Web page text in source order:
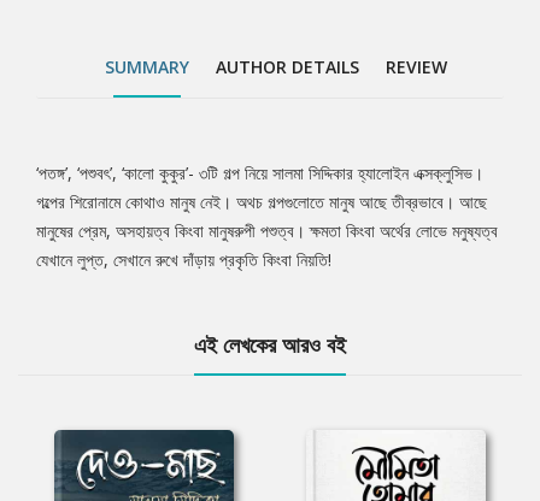
SUMMARY AUTHOR DETAILS REVIEW
Tab
Article
‘পতঙ্গ’, ‘পশুবৎ’, ‘কালো কুকুর’- ৩টি গল্প নিয়ে সালমা সিদ্দিকার হ্যালোইন এক্সক্লুসিভ।
গল্পের শিরোনামে কোথাও মানুষ নেই। অথচ গল্পগুলোতে মানুষ আছে তীব্রভাবে। আছে
মানুষের প্রেম, অসহায়ত্ব কিংবা মানুষরুপী পশুত্ব। ক্ষমতা কিংবা অর্থের লোভে মনুষ্যত্ব
যেখানে লুপ্ত, সেখানে রুখে দাঁড়ায় প্রকৃতি কিংবা নিয়তি!
এই লেখকের আরও বই